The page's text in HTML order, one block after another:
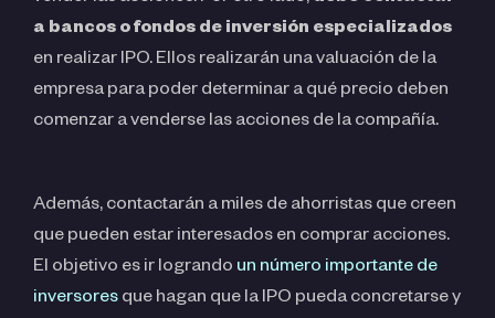
a bancos o fondos de inversión especializados
en realizar IPO. Ellos realizarán una valuación de la
empresa para poder determinar a qué precio deben
comenzar a venderse las acciones de la compañía.
Además, contactarán a miles de ahorristas que creen
que pueden estar interesados en comprar acciones.
El objetivo es ir logrando un número importante de
inversores que hagan que la IPO pueda concretarse y